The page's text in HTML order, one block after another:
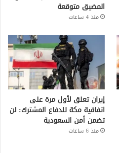
المضيق متوقعة
منذ 4 ساعات
إيران تعلق لأول مرة على
اتفاقية مكة للدفاع المشترك: لن
تضمن أمن السعودية
منذ 6 ساعات